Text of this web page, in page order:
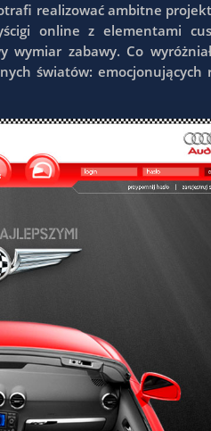
realizować ambitne
online z elementami
wymiar zabawy. Co
światów: emocjonujących